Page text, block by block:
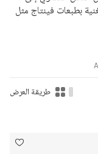
بطبعات فينتاج مثل
طريقة العرض